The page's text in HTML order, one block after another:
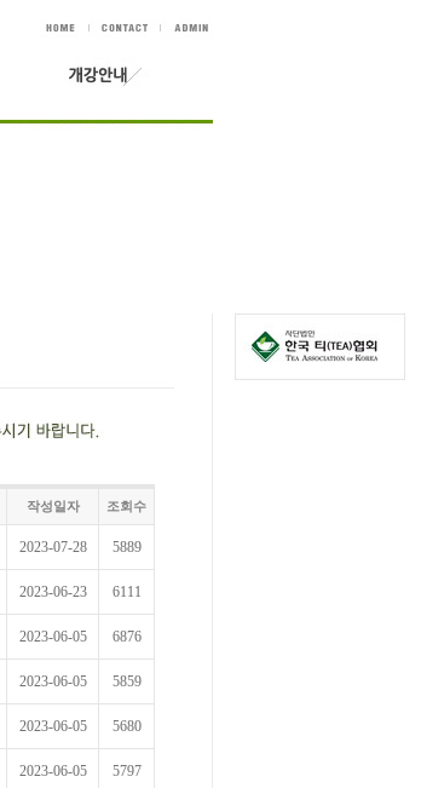
작성일자 조회수
2023-07-28 5889
2023-06-23 6111
2023-06-05 6876
2023-06-05 5859
2023-06-05 5680
2023-06-05 5797